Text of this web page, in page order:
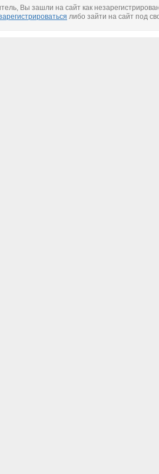
Вы зашли на сайт как
либо зайти на сайт под